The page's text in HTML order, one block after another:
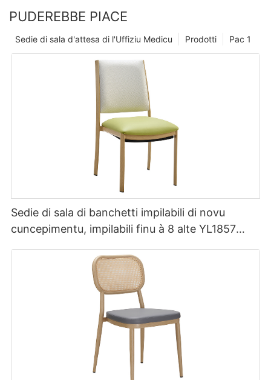
PUDEREBBE PIACE
Pac 1
Prodotti
Sedie di sala d'attesa di l'Uffiziu Medicu
Sedie di sala di banchetti impilabili di novu
cuncepimentu, impilabili finu à 8 alte YL1857